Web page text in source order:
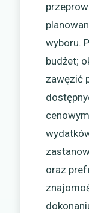
wyboru.
budżet;
zawęzić
oraz